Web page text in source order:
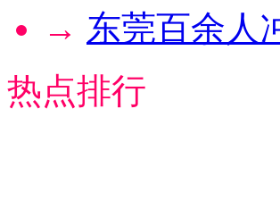
→ 东莞百余人
热点排行